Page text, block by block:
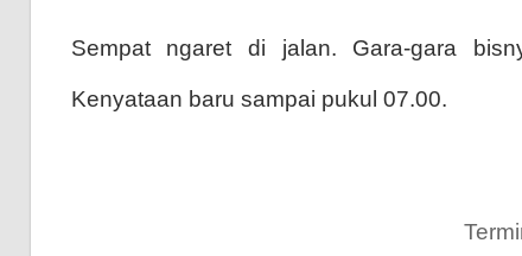
Sempat ngaret di jalan. Gara-gara
Kenyataan baru sampai pukul 07.00.